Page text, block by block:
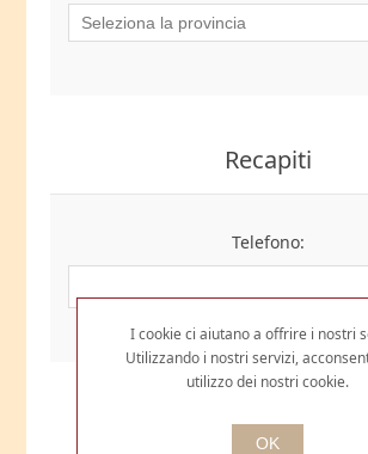
Recapiti
Telefono:
Opzioni
I cookie ci aiutano a offrire i nostri
Utilizzando i nostri servizi,
utilizzo dei nostri cookie.
OK